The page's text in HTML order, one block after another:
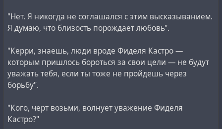
"Нет. Я никогда не соглашался с этим высказыванием.
Я думаю, что близость порождает любовь".
"Керри, знаешь, люди вроде Фиделя Кастро —
которым пришлось бороться за свои цели — не будут
уважать тебя, если ты тоже не пройдешь через
борьбу".
"Кого, черт возьми, волнует уважение Фиделя
Кастро?"